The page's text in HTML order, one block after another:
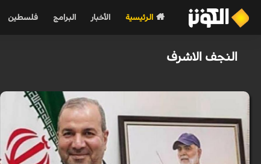
الرئيسية الأخبار البرامج فلسطين
النجف الاشرف